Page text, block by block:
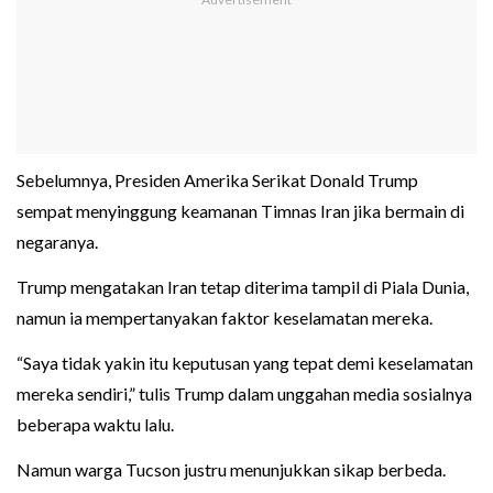
Sebelumnya, Presiden Amerika Serikat Donald Trump
sempat menyinggung keamanan Timnas Iran jika bermain di
negaranya.
Trump mengatakan Iran tetap diterima tampil di Piala Dunia,
namun ia mempertanyakan faktor keselamatan mereka.
“Saya tidak yakin itu keputusan yang tepat demi keselamatan
mereka sendiri,” tulis Trump dalam unggahan media sosialnya
beberapa waktu lalu.
Namun warga Tucson justru menunjukkan sikap berbeda.